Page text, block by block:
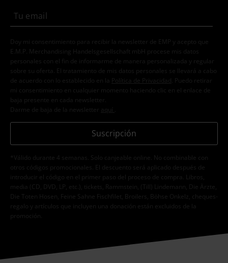
Doy mi consentimiento para recibir la newsletter de EMP y acepto que
E.M.P. Merchandising Handelsgesellschaft mbH procese mis datos
personales con el fin de informarme de manera personalizada y regular
sobre su oferta. El tratamiento de mis datos personales se llevará a cabo
de acuerdo con lo establecido en la
Política de Privacidad . Puedo retirar
mi consentimiento en cualquier momento haciendo clic en el enlace de
baja presente en cada newsletter.
Darme de baja de la newsletter
aquí
Suscripción
*Válido durante 4 semanas. Solo canjeable online. No combinable con
otros códigos promocionales. El descuento será aplicado después de
introducir el código en el primer paso del proceso de compra. Libros,
media (CD, DVD, LP, etc.), tickets, Rammstein, (Till) Lindemann, Die Ärzte,
Die Toten Hosen, Feine Sahne Fischfilet, Broilers, Böhse Onkelz, cheques-
regalo y artículos que incluyen una donación están excluidos de la
promoción.